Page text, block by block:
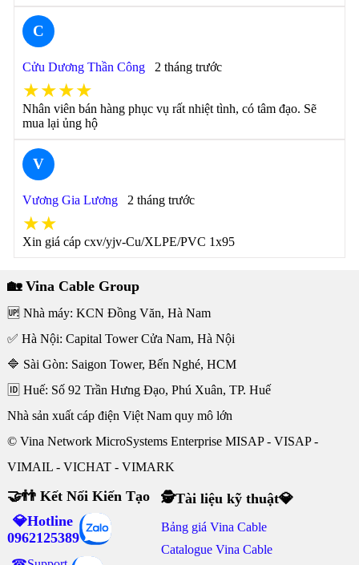
C
Cửu Dương Thần Công 2 tháng trước
★★★★
Nhân viên bán hàng phục vụ rất nhiệt tình, có tâm đạo. Sẽ
mua lại ủng hộ
V
Vương Gia Lương 2 tháng trước
★★
Xin giá cáp cxv/yjv-Cu/XLPE/PVC 1x95
🏡 Vina Cable Group
🆙 Nhà máy: KCN Đồng Văn, Hà Nam
✅ Hà Nội: Capital Tower Cửa Nam, Hà Nội
🔷 Sài Gòn: Saigon Tower, Bến Nghé, HCM
🆔 Huế: Số 92 Trần Hưng Đạo, Phú Xuân, TP. Huế
Nhà sản xuất cáp điện Việt Nam quy mô lớn
© Vina Network MicroSystems Enterprise MISAP - VISAP -
VIMAIL - VICHAT - VIMARK
🤝👬 Kết Nối Kiến Tạo
💎Hotline
0962125389
🕵Tài liệu kỹ thuật💎
Bảng giá Vina Cable
Catalogue Vina Cable